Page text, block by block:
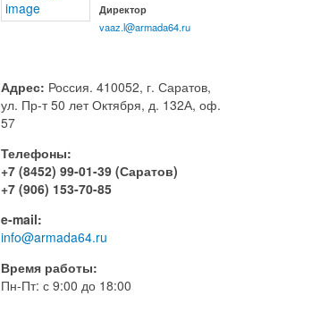
Директор
vaaz.l@armada64.ru
Адрес: Россия. 410052, г. Саратов,
ул. Пр-т 50 лет Октября, д. 132А, оф.
57
Телефоны:
+7 (8452) 99-01-39 (Саратов)
+7 (906) 153-70-85
e-mail:
info@armada64.ru
Время работы:
Пн-Пт: с 9:00 до 18:00